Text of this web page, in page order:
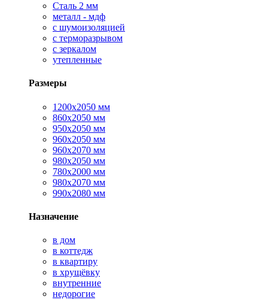
Сталь 2 мм
металл - мдф
с шумоизоляцией
с терморазрывом
с зеркалом
утепленные
Размеры
1200х2050 мм
860х2050 мм
950х2050 мм
960х2050 мм
960х2070 мм
980х2050 мм
780х2000 мм
980х2070 мм
990х2080 мм
Назначение
в дом
в коттедж
в квартиру
в хрущёвку
внутренние
недорогие